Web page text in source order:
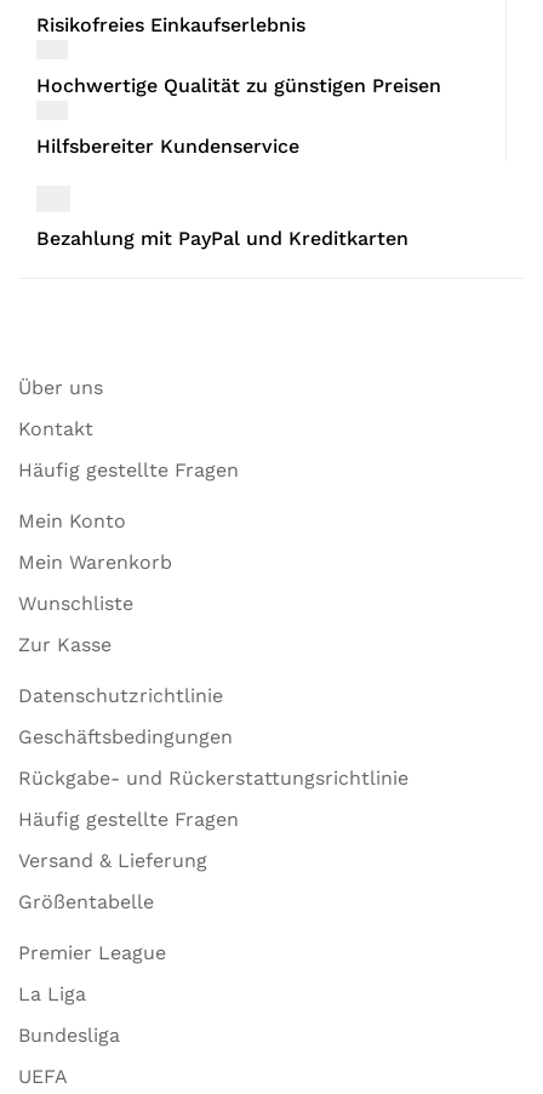
Risikofreies Einkaufserlebnis
Hochwertige Qualität zu günstigen Preisen
Hilfsbereiter Kundenservice
Bezahlung mit PayPal und Kreditkarten
Über uns
Kontakt
Häufig gestellte Fragen
Mein Konto
Mein Warenkorb
Wunschliste
Zur Kasse
Datenschutzrichtlinie
Geschäftsbedingungen
Rückgabe- und Rückerstattungsrichtlinie
Häufig gestellte Fragen
Versand & Lieferung
Größentabelle
Premier League
La Liga
Bundesliga
UEFA